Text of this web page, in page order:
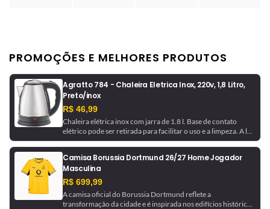
PROMOÇÕES E MELHORES PRODUTOS
Agratto 784 - Chaleira Eletrica Inox, 220v, 1,8 Litro,
Preto/inox
R$ 46,99
Chaleira elétrica inox com jarra de 1.8 l. Base de contato
elétrico pode ser retirada para facilitar o uso e a limpeza. A luz
indicadora avisa quando a chaleira está em funcionamento e
desliga automaticamente ao ferver a água.
Camisa Borussia Dortmund 26/27 Home Jogador
Masculina
R$ 699,99
A camisa oficial do Borussia Dortmund reflete a
transformação da cidade e é inspirada nos edifícios históricos